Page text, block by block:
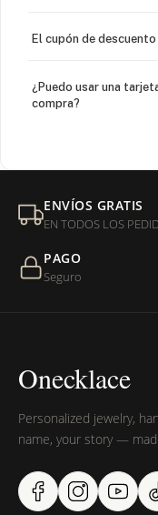
El cupón de
¿Puedo usar una
compra?
Mi orden fue devuelta
entregada?
¿Sus productos son
ENVÍOS GRATIS
EN TODOS LOS
PAGO
Seguro
Onecklace
Personalized jewelry,
name, your story —